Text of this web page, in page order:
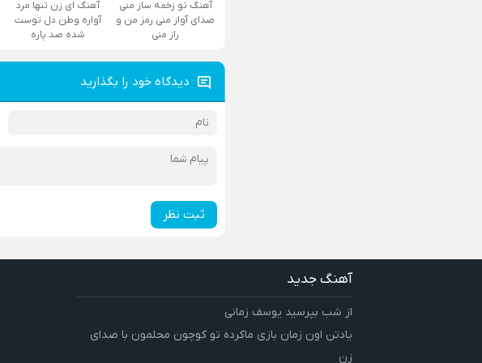
آهنگ تو زخمه ساز منی
صدای آواز منی رمز من و
راز منی
آهنگ ای زن تنها مرد
آواره وطن دل توست
شده صد پاره
دیدگاه خود را بگذارید
ثبت نظر
آهنگ جدید
از شب بپرسید یوسف زمانی
یادتن اون زمان بازی ماکرده تو کوچون محلمون با صدای
زن